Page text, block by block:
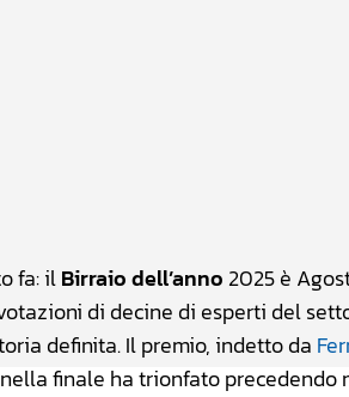
fa: ilBirraio dell’anno 2025 è
di decine di esperti del
definita. Il premio, indetto da
finale ha trionfato precedendo